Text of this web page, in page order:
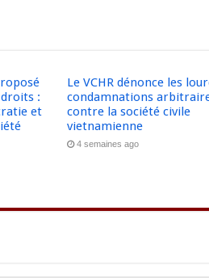
:
et
Le VCHR dénonce les
condamnations
contre la société civile
vietnamienne
4 semaines ago